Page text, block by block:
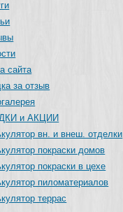
сайта
за отзыв
и АКЦИИ
вн. и внеш. отделки
покраски домов
покраски в цехе
пиломатериалов
террас